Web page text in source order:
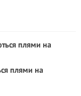
плями на